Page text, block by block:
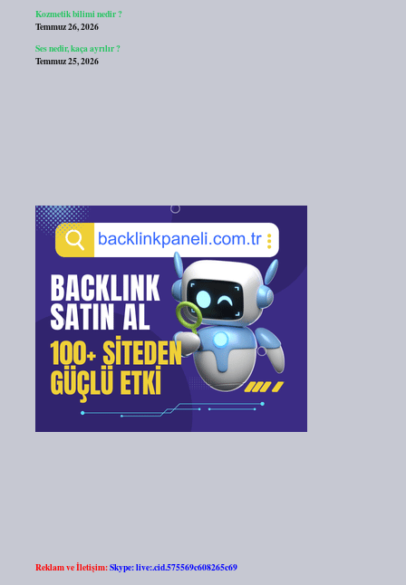
Kozmetik bilimi nedir ?
Temmuz 26, 2026
Ses nedir, kaça ayrılır ?
Temmuz 25, 2026
Reklam ve İletişim:Skype: live:.cid.575569c608265c69